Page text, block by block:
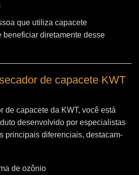
que utiliza capacete
beneficiar diretamente desse
de capacete KWT
de capacete da KWT, você está
desenvolvido por especialistas
principais diferenciais, destacam-
de ozônio